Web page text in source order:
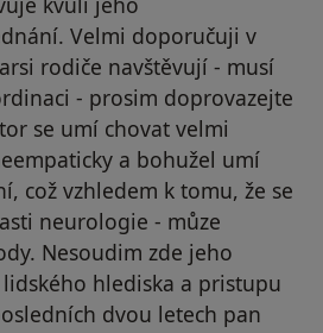
Velmi doporučuji v
rodiče navštěvují - musí
- prosim doprovazejte
se umí chovat velmi
a bohužel umí
což vzhledem k tomu, že se
neurologie - můze
Nesoudim zde jeho
hlediska a pristupu
dvou letech pan